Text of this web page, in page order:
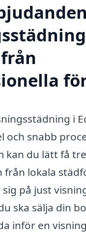
i
och snabb
kan du lätt få
från lokala
på just
ska sälja din
inför en